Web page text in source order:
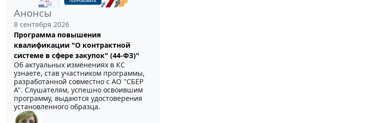
Анонсы
8 сентября 2026
Программа повышения
квалификации "О контрактной
системе в сфере закупок" (44-ФЗ)"
Об актуальных изменениях в КС
узнаете, став участником программы,
разработанной совместно с АО ''СБЕР
А". Слушателям, успешно освоившим
программу, выдаются удостоверения
установленного образца.